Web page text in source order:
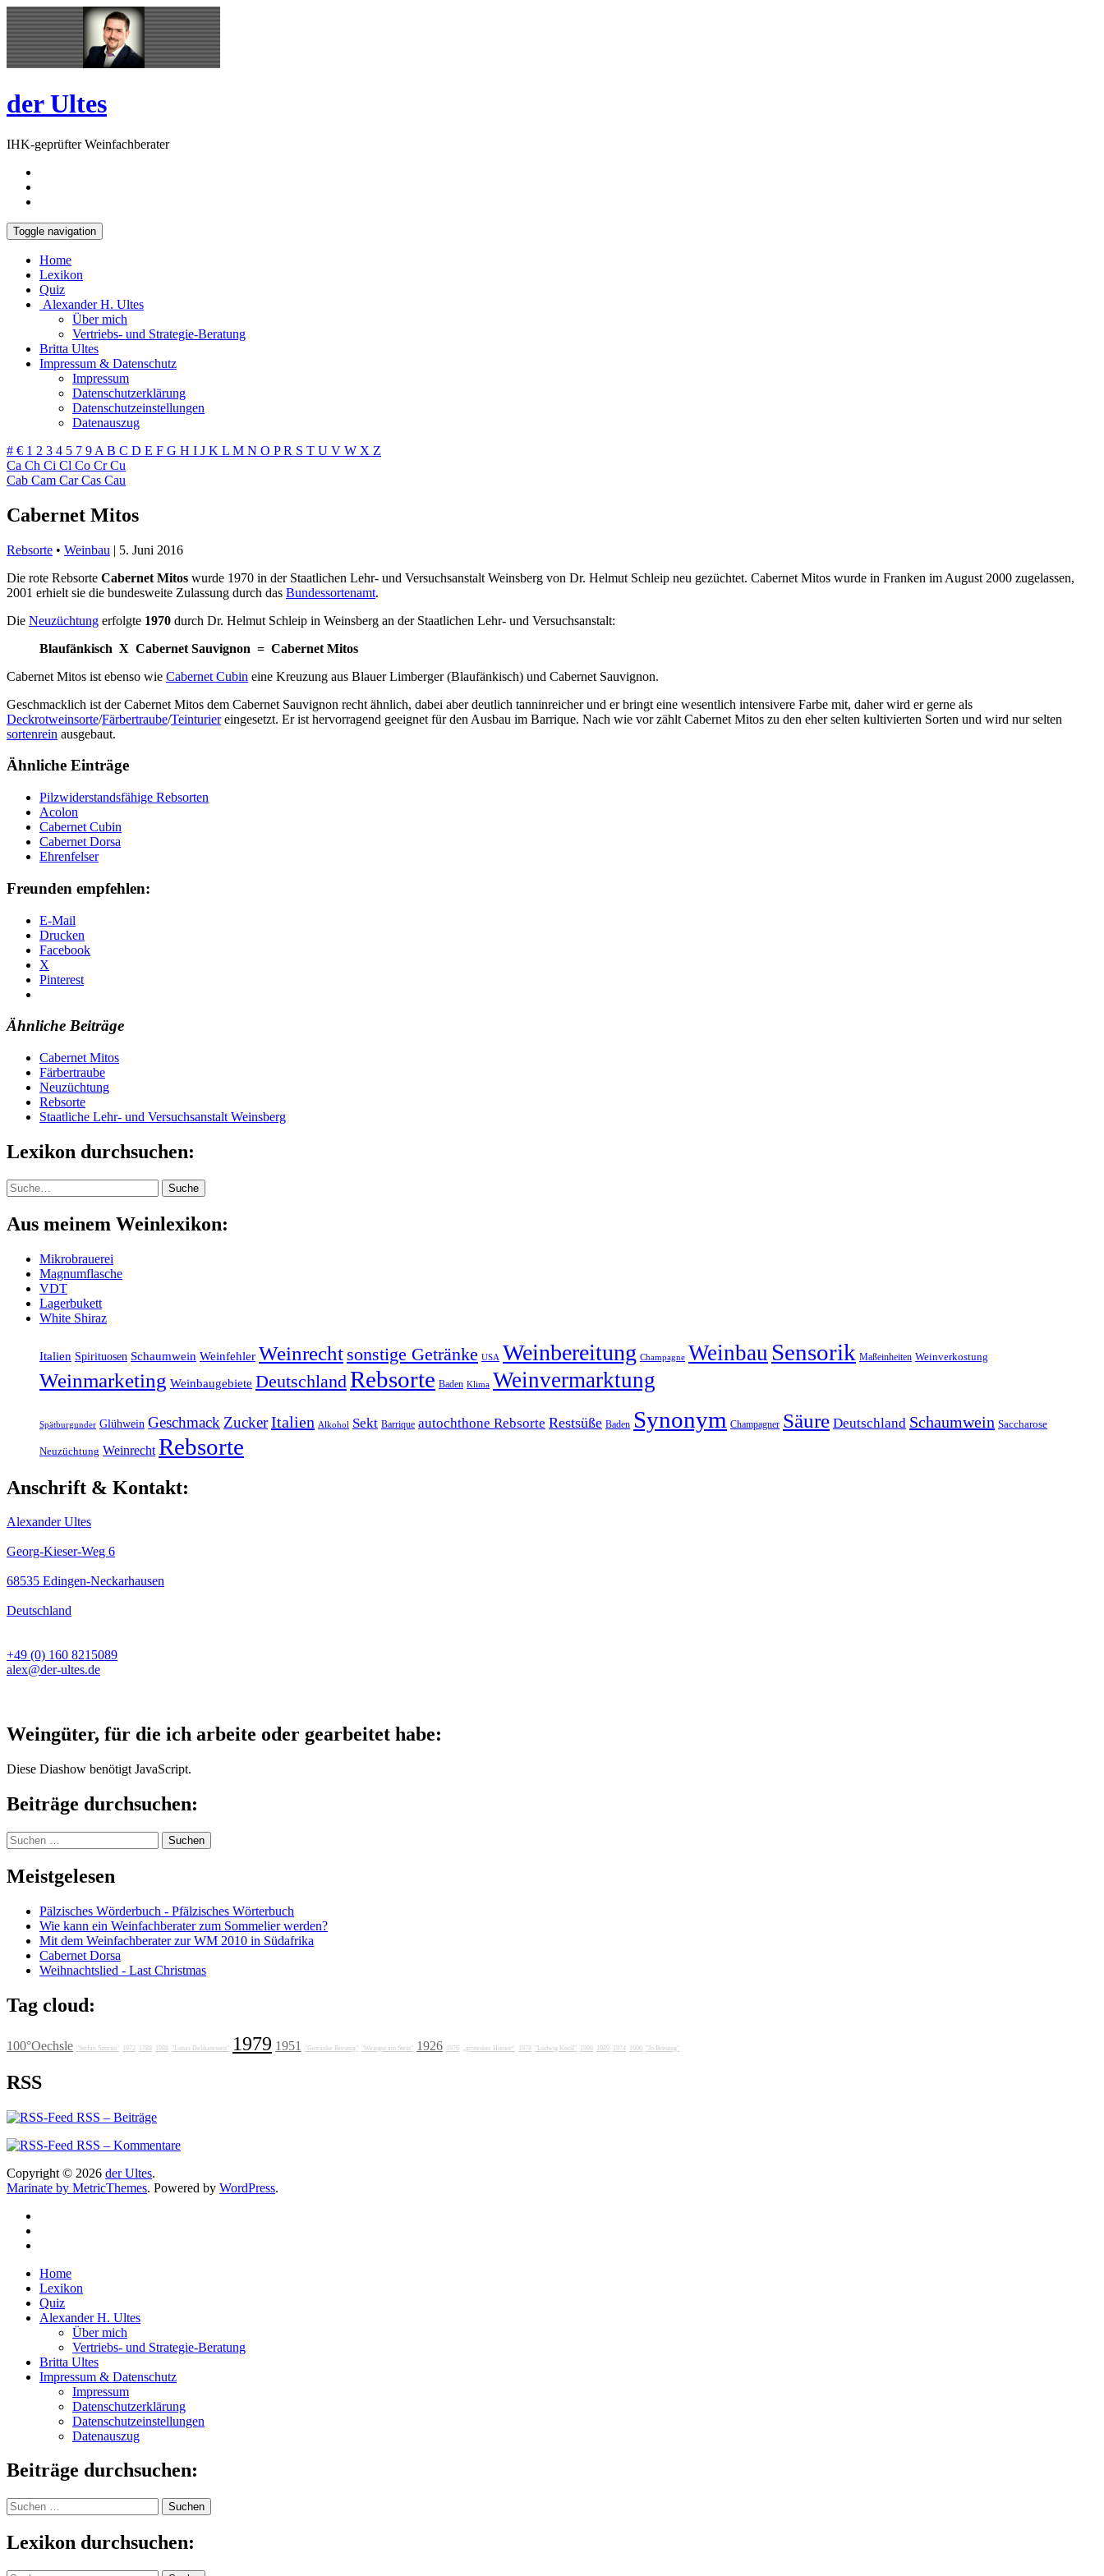
Skip
to
content
Open
Sidebar
der Ultes
IHK-geprüfter Weinfachberater
Toggle navigation
Home
Lexikon
Quiz
Alexander H. Ultes
Über mich
Vertriebs- und Strategie-Beratung
Britta Ultes
Impressum & Datenschutz
Impressum
Datenschutzerklärung
Datenschutzeinstellungen
Datenauszug
# € 1 2 3 4 5 7 9 A B C D E F G H I J K L M N O PR S T U V W X Z
Ca Ch Ci Cl Co CrCu
Cab Cam CarCas Cau
Cabernet Mitos
Rebsorte • Weinbau | 5. Juni 2016
Die rote Rebsorte Cabernet Mitos wurde 1970 in der Staatlichen Lehr- und Versuchsanstalt Weinsberg von Dr. Helmut Schleip neu gezüchtet. Cabernet Mitos wurde in Franken im August 2000 zugelassen,
2001 erhielt sie die bundesweite Zulassung durch das Bundessortenamt.
Die Neuzüchtung erfolgte 1970 durch Dr. Helmut Schleip in Weinsberg an der Staatlichen Lehr- und Versuchsanstalt:
Blaufänkisch X Cabernet Sauvignon = Cabernet Mitos
Cabernet Mitos ist ebenso wie Cabernet Cubin eine Kreuzung aus Blauer Limberger (Blaufänkisch) und Cabernet Sauvignon.
Geschmacklich ist der Cabernet Mitos dem Cabernet Sauvignon recht ähnlich, dabei aber deutlich tanninreicher und er bringt eine wesentlich intensivere Farbe mit, daher wird er gerne als
Deckrotweinsorte/Färbertraube/Teinturiereingesetzt. Er ist hervorragend geeignet für den Ausbau im Barrique. Nach wie vor zählt Cabernet Mitos zu den eher selten kultivierten Sorten und wird nur selten
sortenrein ausgebaut.
Ähnliche Einträge
Pilzwiderstandsfähige Rebsorten
Acolon
Cabernet Cubin
Cabernet Dorsa
Ehrenfelser
Freunden empfehlen:
E-Mail
Drucken
Facebook
X
Pinterest
Ähnliche Beiträge
Cabernet Mitos
Färbertraube
Neuzüchtung
Rebsorte
Staatliche Lehr- und Versuchsanstalt Weinsberg
Lexikon durchsuchen:
Suche Suche
Aus meinem Weinlexikon:
Mikrobrauerei
Magnumflasche
VDT
Lagerbukett
White Shiraz
Italien Spirituosen Schaumwein Weinfehler Weinrecht sonstige Getränke USA Weinbereitung Champagne Weinbau Sensorik Maßeinheiten Weinverkostung
Weinmarketing Weinbaugebiete Deutschland Rebsorte Baden Klima Weinvermarktung
Spätburgunder Glühwein Geschmack ZuckerItalien Alkohol Sekt Barrique autochthone Rebsorte Restsüße Baden Synonym Champagner Säure Deutschland Schaumwein Saccharose
Neuzüchtung Weinrecht Rebsorte
Anschrift & Kontakt:
Alexander Ultes
Georg-Kieser-Weg 6
68535 Edingen-Neckarhausen
Deutschland
+49 (0) 160 8215089
alex@der-ultes.de
Weingüter, für die ich arbeite oder gearbeitet habe:
Diese Diashow benötigt JavaScript.
Beiträge durchsuchen:
Suchen
nach:
Meistgelesen
Pälzisches Wörderbuch - Pfälzisches Wörterbuch
Wie kann ein Weinfachberater zum Sommelier werden?
Mit dem Weinfachberater zur WM 2010 in Südafrika
Cabernet Dorsa
Weihnachtslied - Last Christmas
Tag cloud:
100°Oechsle "Stefan Sattran" 1972 1788 1988 "Lunas Delikatessen" 1979 1951 "Getränke Breunig" "Weingut am Stein" 1926 1976 „grotesker Humor“ 1978 "Ludwig Knoll" 1986 1989 1974 1606 "Jo Breunig"
RSS
RSS – Beiträge
RSS – Kommentare
Copyright © 2026 der Ultes.
Marinate by MetricThemes. Powered by WordPress.
Home
Lexikon
Quiz
Alexander H. Ultes
Über mich
Vertriebs- und Strategie-Beratung
Britta Ultes
Impressum & Datenschutz
Impressum
Datenschutzerklärung
Datenschutzeinstellungen
Datenauszug
Beiträge durchsuchen:
Suchen
nach:
Lexikon durchsuchen: